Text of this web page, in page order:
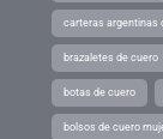
carteras argentinas
brazaletes de cuero
botas de cuero
bolsos de cuero